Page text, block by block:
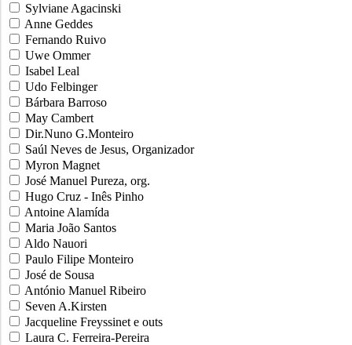
Sylviane Agacinski
Anne Geddes
Fernando Ruivo
Uwe Ommer
Isabel Leal
Udo Felbinger
Bárbara Barroso
May Cambert
Dir.Nuno G.Monteiro
Saúl Neves de Jesus, Organizador
Myron Magnet
José Manuel Pureza, org.
Hugo Cruz - Inês Pinho
Antoine Alamída
Maria João Santos
Aldo Nauori
Paulo Filipe Monteiro
José de Sousa
António Manuel Ribeiro
Seven A.Kirsten
Jacqueline Freyssinet e outs
Laura C. Ferreira-Pereira